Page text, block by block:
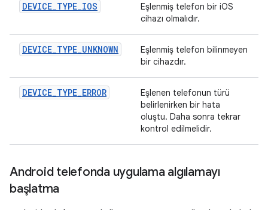
DEVICE_TYPE_IOS
Eşlenmiş telefon bir iOS
cihazı olmalıdır.
DEVICE_TYPE_UNKNOWN
Eşlenmiş telefon bilinmeyen
bir cihazdır.
DEVICE_TYPE_ERROR
Eşlenen telefonun türü
belirlenirken bir hata
oluştu. Daha sonra tekrar
kontrol edilmelidir.
Android telefonda uygulama algılamayı
başlatma